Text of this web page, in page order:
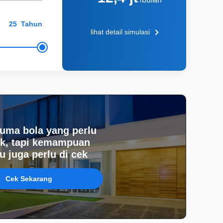
Tahun
lihat detail simulasi
bola yang perlu
tapi kemampuan
juga perlu di cek
Cek Sekarang